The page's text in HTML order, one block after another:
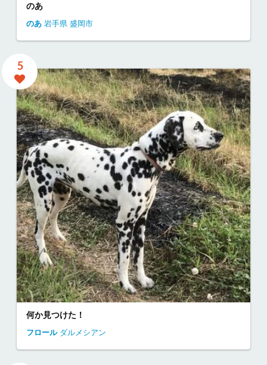
のあ
のあ 岩手県 盛岡市
5
何か見つけた！
フロール ダルメシアン